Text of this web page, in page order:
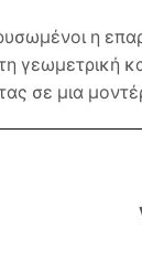
η
γεωμετρική
σε μια